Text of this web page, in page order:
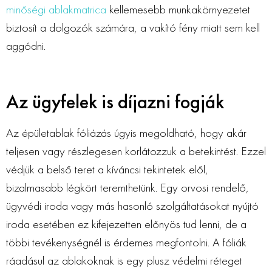
minőségi ablakmatrica kellemesebb munkakörnyezetet
biztosít a dolgozók számára, a vakító fény miatt sem kell
aggódni.
Az ügyfelek is díjazni fogják
Az épületablak fóliázás úgyis megoldható, hogy akár
teljesen vagy részlegesen korlátozzuk a betekintést. Ezzel
védjük a belső teret a kíváncsi tekintetek elől,
bizalmasabb légkört teremthetünk. Egy orvosi rendelő,
ügyvédi iroda vagy más hasonló szolgáltatásokat nyújtó
iroda esetében ez kifejezetten előnyös tud lenni, de a
többi tevékenységnél is érdemes megfontolni. A fóliák
ráadásul az ablakoknak is egy plusz védelmi réteget